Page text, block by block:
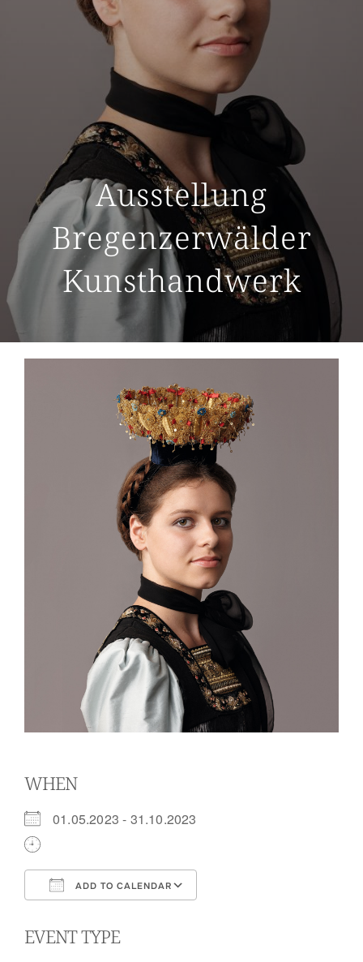
Ausstellung
Bregenzerwälder
Kunsthandwerk
WHEN
01.05.2023 - 31.10.2023
ADD TO CALENDAR
EVENT TYPE